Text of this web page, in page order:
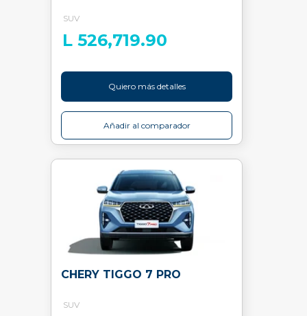
SUV
L 526,719.90
Quiero más detalles
Añadir al comparador
CHERY TIGGO 7 PRO
SUV